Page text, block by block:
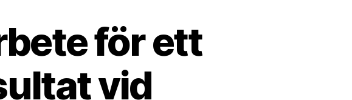
för ett
vid